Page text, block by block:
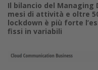
Il bilancio del Managing
mesi di attività e oltre
lockdown è più forte
fissi in variabili